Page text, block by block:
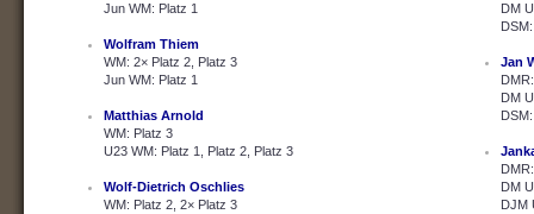
Jun WM: Platz 1
Wolfram Thiem
WM: 2× Platz 2, Platz 3
Jun WM: Platz 1
Matthias Arnold
WM: Platz 3
U23 WM: Platz 1, Platz 2, Platz 3
Wolf-Dietrich Oschlies
WM: Platz 2, 2× Platz 3
DM
Jan
DM
DM
DJM